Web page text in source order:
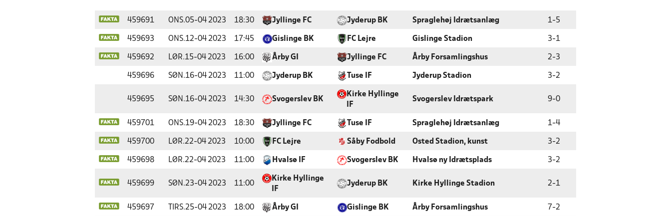
459691 ONS.05-04 2023 18:30 Jyllinge FC Jyderup BK Spraglehøj Idrætsanlæg 1-5
459693 ONS.12-04 2023 17:45 Gislinge BK FC Lejre Gislinge Stadion 3-1
459692 LØR.15-04 2023 16:00 Årby GI Jyllinge FC Årby Forsamlingshus 2-3
459696 SØN.16-04 2023 11:00 Jyderup BK Tuse IF Jyderup Stadion 3-2
459695 SØN.16-04 2023 14:30 Svogerslev BK
Kirke Hyllinge
IF
Svogerslev Idrætspark 9-0
459701 ONS.19-04 2023 18:30 Jyllinge FC Tuse IF Spraglehøj Idrætsanlæg 1-4
459700 LØR.22-04 2023 10:00 FC Lejre Såby Fodbold Osted Stadion, kunst 3-2
459698 LØR.22-04 2023 11:00 Hvalsø IF Svogerslev BK Hvalsø ny Idrætsplads 3-2
459699 SØN.23-04 2023 11:00
Kirke Hyllinge
IF
Jyderup BK Kirke Hyllinge Stadion 2-1
459697 TIRS.25-04 2023 18:00 Årby GI Gislinge BK Årby Forsamlingshus 7 -2